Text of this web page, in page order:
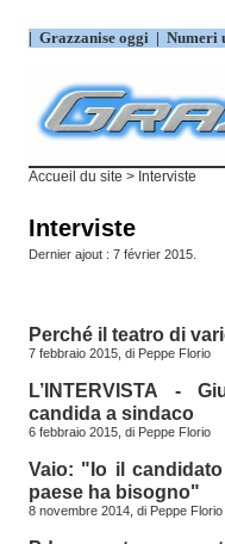
| Grazzanise oggi | Numeri
Accueil du site > Interviste
Interviste
Dernier ajout : 7 février 2015.
Perché il teatro di
7 febbraio 2015, di Peppe Florio
L’INTERVISTA -
candida a sindaco
6 febbraio 2015, di Peppe Florio
Vaio: "Io il
paese ha bisogno"
8 novembre 2014, di Peppe Florio